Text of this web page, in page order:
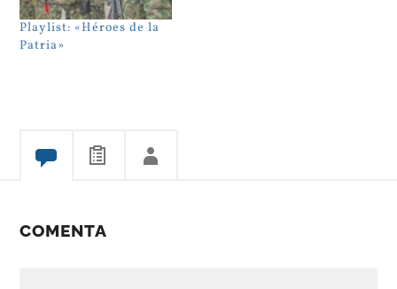
Playlist: «Héroes de la
Patria»
COMENTA